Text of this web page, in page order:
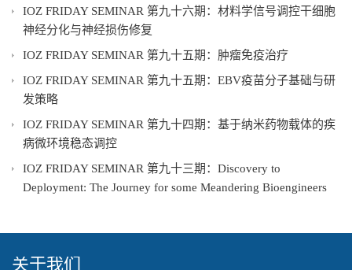
IOZ FRIDAY SEMINAR 第九十六期：材料学信号调控干细胞
神经分化与神经损伤修复
IOZ FRIDAY SEMINAR 第九十五期：肿瘤免疫治疗
IOZ FRIDAY SEMINAR 第九十五期：EBV疫苗分子基础与研
发策略
IOZ FRIDAY SEMINAR 第九十四期：基于纳米药物载体的疾
病微环境稳态调控
IOZ FRIDAY SEMINAR 第九十三期：Discovery to
Deployment: The Journey for some Meandering Bioengineers
关于我们